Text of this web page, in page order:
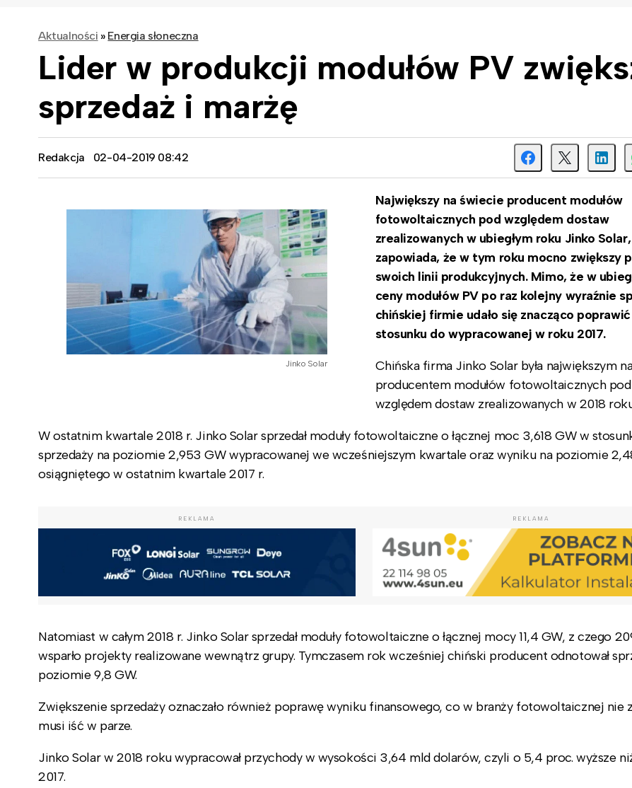
Aktualności » Energia słoneczna
Lider w produkcji modułów PV
sprzedaż i marżę
Redakcja 02-04-2019 08:42
Jinko Solar
Największy na świecie producent modułów
fotowoltaicznych pod względem dostaw
zrealizowanych w ubiegłym roku Jinko Solar,
zapowiada, że w tym roku mocno zwiększy
swoich linii produkcyjnych. Mimo, że w
ceny modułów PV po raz kolejny wyraźnie
chińskiej firmie udało się znacząco
stosunku do wypracowanej w roku 2017.
Chińska firma Jinko Solar była największym
producentem modułów fotowoltaicznych pod
względem dostaw zrealizowanych w 2018
W ostatnim kwartale 2018 r. Jinko Solar sprzedał moduły fotowoltaiczne o łącznej moc 3,618 GW w
sprzedaży na poziomie 2,953 GW wypracowanej we wcześniejszym kwartale oraz wyniku na poziomie
osiągniętego w ostatnim kwartale 2017 r.
REKLAMA REKLAMA
Natomiast w całym 2018 r. Jinko Solar sprzedał moduły fotowoltaiczne o łącznej mocy 11,4 GW, z czego
wsparło projekty realizowane wewnątrz grupy. Tymczasem rok wcześniej chiński producent odnotował
poziomie 9,8 GW.
Zwiększenie sprzedaży oznaczało również poprawę wyniku finansowego, co w branży fotowoltaicznej nie
musi iść w parze.
Jinko Solar w 2018 roku wypracował przychody w wysokości 3,64 mld dolarów, czyli o 5,4 proc. wyższe
2017.